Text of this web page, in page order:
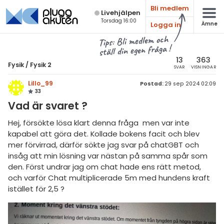
Live­hjälpen
Torsdag 16:00
Bli medlem
Logga in
Ämne
Tips: Bli medlem och
ställ din egen fråga !
Fysik / Fysik 2 13
SVAR
363
VISNINGAR
Lillo_99
33
Postad: 29 sep 2024 02:09
Vad är svaret ?
Hej, försökte lösa klart denna fråga men var inte
kapabel att göra det. Kollade bokens facit och blev
mer förvirrad, därför sökte jag svar på chatGBT och
insåg att min lösning var nästan på samma spår som
den. Först undrar jag om chat hade ens rätt metod,
och varför Chat multiplicerade 5m med hundens kraft
istället för 2,5 ?
Alla ämnen
Fysik
Alla trådar
Fysik 2
Universitet
MaFy (fysikdelen)
Livehjälpen
& Bygg
språk